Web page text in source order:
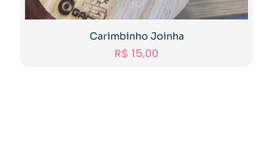
Carimbinho Joinha
R$ 15,00